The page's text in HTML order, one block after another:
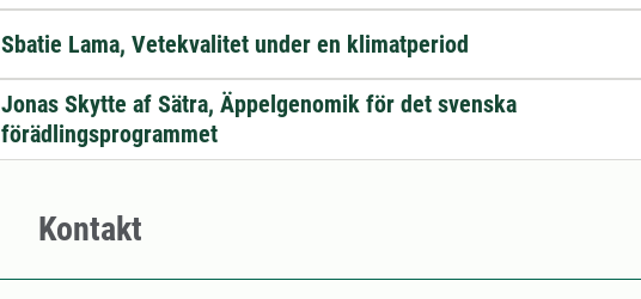
Sbatie Lama, Vetekvalitet under en klimatperiod
Jonas Skytte af Sätra, Äppelgenomik för det svenska
förädlingsprogrammet
Kontakt